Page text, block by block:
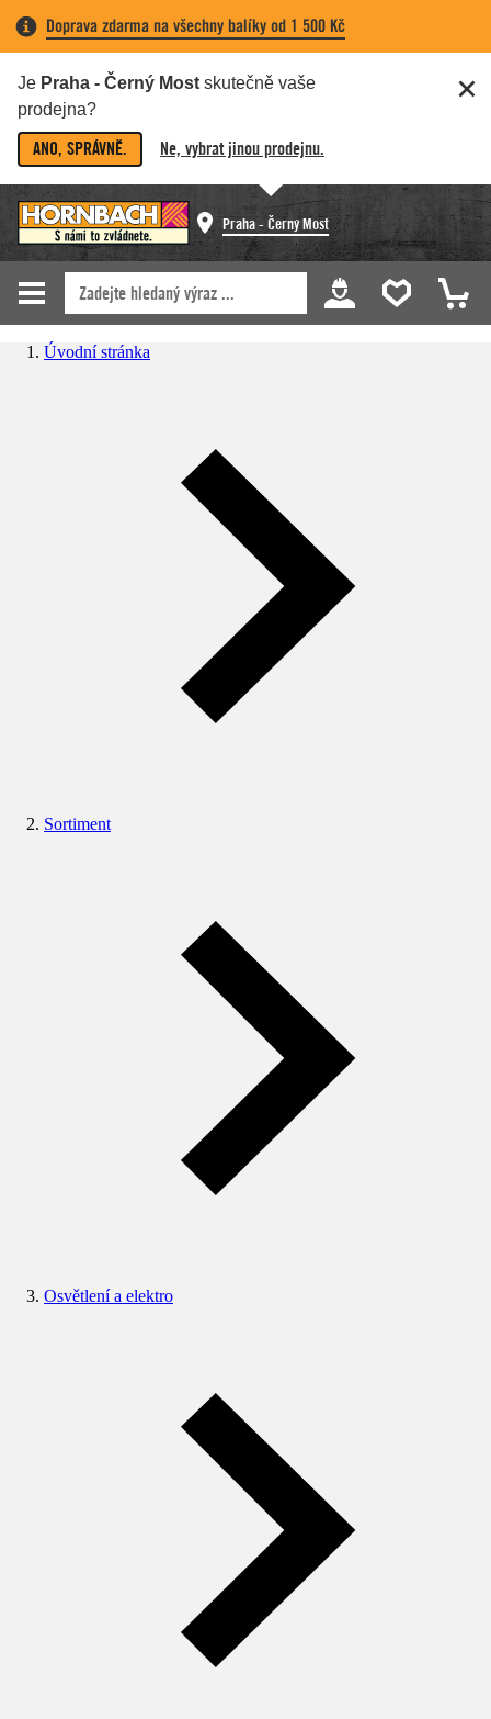
Doprava zdarma na všechny balíky od 1 500 Kč
Je Praha - Černý Most skutečně vaše
prodejna?
ANO, SPRÁVNĚ. Ne, vybrat jinou prodejnu.
Praha - Černý Most
Úvodní stránka
Sortiment
Osvětlení a elektro